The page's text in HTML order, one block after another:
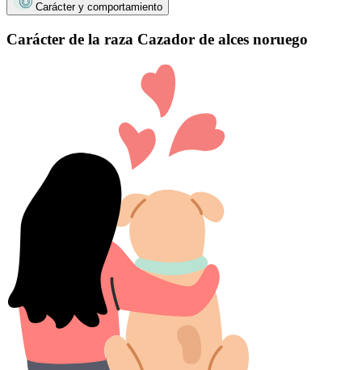
Carácter y comportamiento
Carácter de la raza Cazador de alces noruego